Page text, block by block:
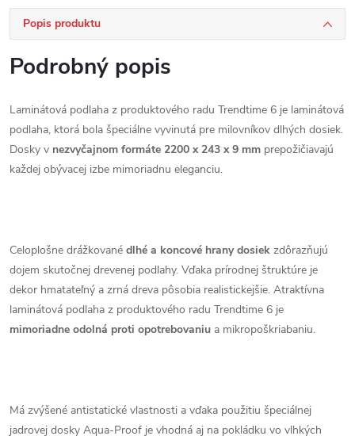
Popis produktu
Podrobný popis
Laminátová podlaha z produktového radu Trendtime 6 je laminátová
podlaha, ktorá bola špeciálne vyvinutá pre milovníkov dlhých dosiek.
Dosky v nezvyčajnom formáte 2200 x 243 x 9 mm prepožičiavajú
každej obývacej izbe mimoriadnu eleganciu.
Celoplošne drážkované dlhé a koncové hrany dosiek zdôrazňujú
dojem skutočnej drevenej podlahy. Vďaka prírodnej štruktúre je
dekor hmatateľný a zrná dreva pôsobia realistickejšie. Atraktívna
laminátová podlaha z produktového radu Trendtime 6 je
mimoriadne odolná proti opotrebovaniu a mikropoškriabaniu.
Má zvýšené antistatické vlastnosti a vďaka použitiu špeciálnej
jadrovej dosky Aqua-Proof je vhodná aj na pokládku vo vlhkých